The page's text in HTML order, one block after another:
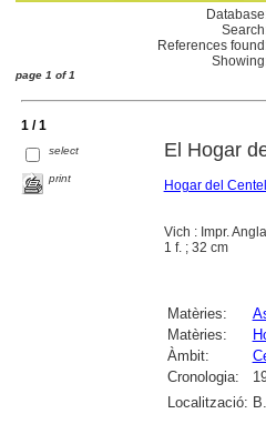
References
page 1 of 1
1 / 1
select
print
El Hogar
Hogar del
Vich : Impr.
1 f. ; 32 cm
Matèries:
Matèries:
Àmbit:
Cronologia:
Localització: